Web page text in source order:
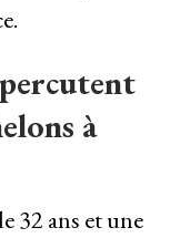
à
32 ans et une